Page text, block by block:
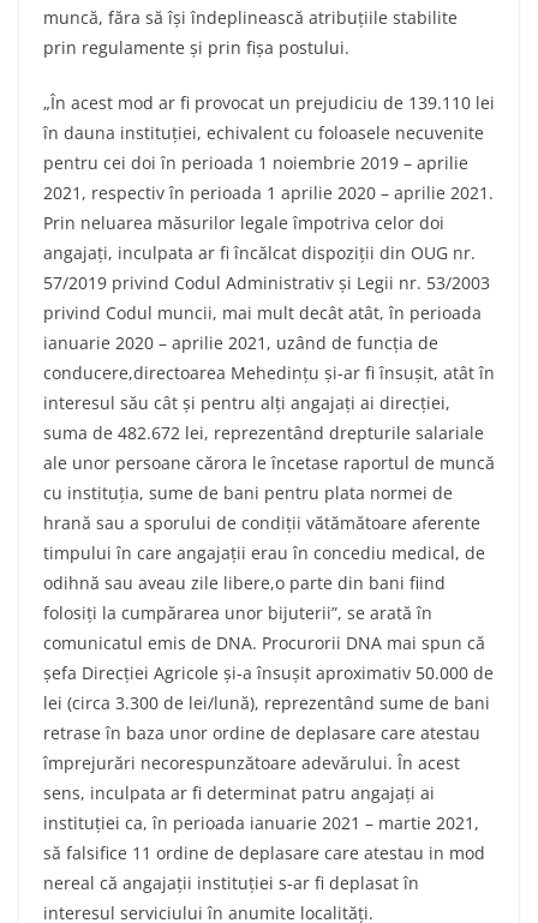
muncă, făra să își îndeplinească atribuțiile stabilite
prin regulamente și prin fișa postului.
„În acest mod ar fi provocat un prejudiciu de 139.110 lei
în dauna instituției, echivalent cu foloasele necuvenite
pentru cei doi în perioada 1 noiembrie 2019 – aprilie
2021, respectiv în perioada 1 aprilie 2020 – aprilie 2021.
Prin neluarea măsurilor legale împotriva celor doi
angajați, inculpata ar fi încălcat dispoziții din OUG nr.
57/2019 privind Codul Administrativ și Legii nr. 53/2003
privind Codul muncii, mai mult decât atât, în perioada
ianuarie 2020 – aprilie 2021, uzând de funcția de
conducere,directoarea Mehedințu și-ar fi însușit, atât în
interesul său cât și pentru alți angajați ai direcției,
suma de 482.672 lei, reprezentând drepturile salariale
ale unor persoane cărora le încetase raportul de muncă
cu instituția, sume de bani pentru plata normei de
hrană sau a sporului de condiții vătămătoare aferente
timpului în care angajații erau în concediu medical, de
odihnă sau aveau zile libere,o parte din bani fiind
folosiți la cumpărarea unor bijuterii”, se arată în
comunicatul emis de DNA. Procurorii DNA mai spun că
șefa Direcției Agricole și-a însușit aproximativ 50.000 de
lei (circa 3.300 de lei/lună), reprezentând sume de bani
retrase în baza unor ordine de deplasare care atestau
împrejurări necorespunzătoare adevărului. În acest
sens, inculpata ar fi determinat patru angajați ai
instituției ca, în perioada ianuarie 2021 – martie 2021,
să falsifice 11 ordine de deplasare care atestau in mod
nereal că angajații instituției s-ar fi deplasat în
interesul serviciului în anumite localități.